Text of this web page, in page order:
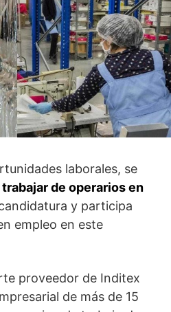
laborales, se
trabajar de operarios en
y participa
empleo en este
proveedor de Inditex
de más de 15